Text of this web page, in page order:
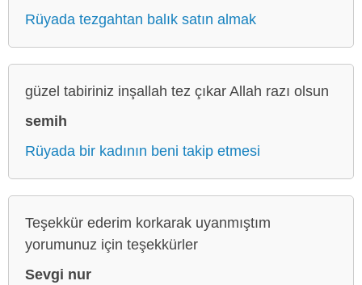
Rüyada tezgahtan balık satın almak
güzel tabiriniz inşallah tez çıkar Allah razı olsun
semih
Rüyada bir kadının beni takip etmesi
Teşekkür ederim korkarak uyanmıştım
yorumunuz için teşekkürler
Sevgi nur